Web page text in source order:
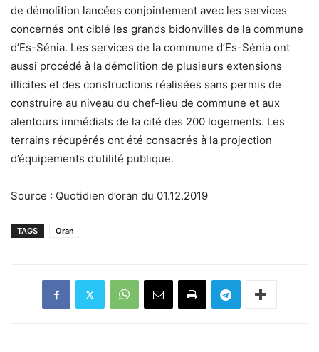
de démolition lancées conjointement avec les services
concernés ont ciblé les grands bidonvilles de la commune
d’Es-Sénia. Les services de la commune d’Es-Sénia ont
aussi procédé à la démolition de plusieurs extensions
illicites et des constructions réalisées sans permis de
construire au niveau du chef-lieu de commune et aux
alentours immédiats de la cité des 200 logements. Les
terrains récupérés ont été consacrés à la projection
d’équipements d’utilité publique.
Source : Quotidien d’oran du 01.12.2019
TAGS Oran